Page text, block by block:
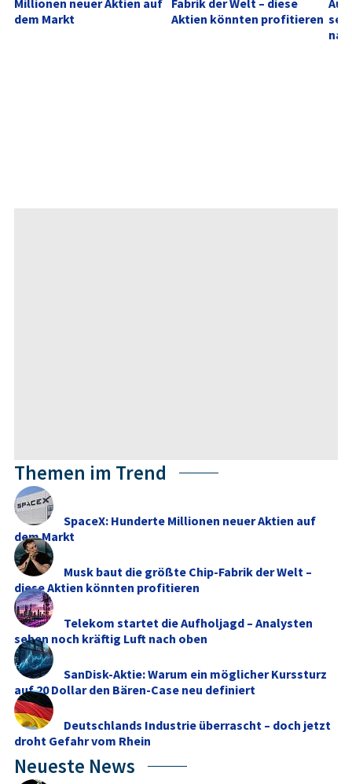
dem Markt
Aktien könnten profitieren
Themen im Trend
SpaceX: Hunderte Millionen neuer Aktien auf
dem Markt
Musk baut die größte Chip-Fabrik der Welt –
diese Aktien könnten profitieren
Telekom startet die Aufholjagd – Analysten
sehen noch kräftig Luft nach oben
SanDisk-Aktie: Warum ein möglicher Kurssturz
auf 20 Dollar den Bären-Case neu definiert
Deutschlands Industrie überrascht – doch jetzt
droht Gefahr vom Rhein
Neueste News